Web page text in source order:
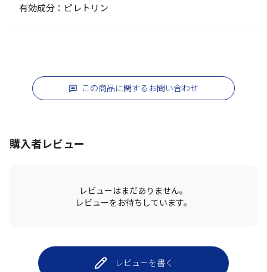
有効成分：ピレトリン
この商品に関するお問い合わせ
購入者レビュー
レビューはまだありません。
レビューをお待ちしています。
レビューを書く